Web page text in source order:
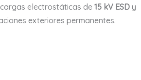
electrostáticas de 15 kV ESD y
exteriores permanentes.